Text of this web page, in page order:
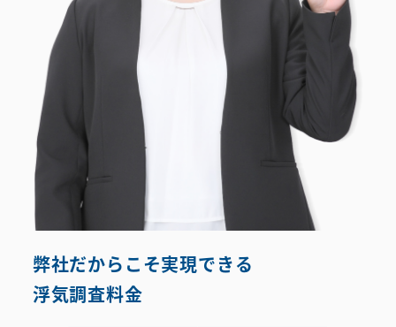
弊社だからこそ実現できる
浮気調査料金